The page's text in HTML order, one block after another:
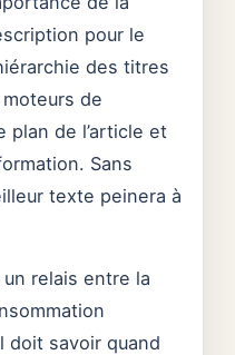
pour le
des titres
de
plan de l’article et
Sans
texte peinera à
relais entre la
doit savoir quand